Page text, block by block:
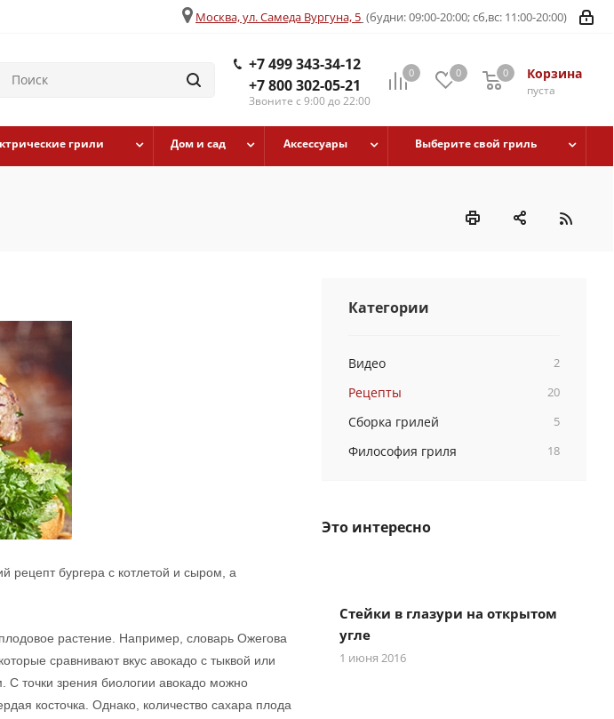
Москва, ул. Самеда Вургуна, 5 (будни: 09:00-20:00; сб,вс: 11:00-20:00)
+7 499 343-34-12
+7 800 302-05-21
Звоните с 9:00 до 22:00
0 0 Корзина
пуста
0
грили Дом и сад Аксессуары Выберите свой гриль
рецепт бургера с котлетой и сыром, а
растение. Например, словарь Ожегова
сравнивают вкус авокадо с тыквой или
С точки зрения биологии авокадо можно
косточка. Однако, количество сахара плода
Категории
Видео 2
Рецепты 20
Сборка грилей 5
Философия гриля 18
Это интересно
Стейки в глазури на открытом
угле
1 июня 2016